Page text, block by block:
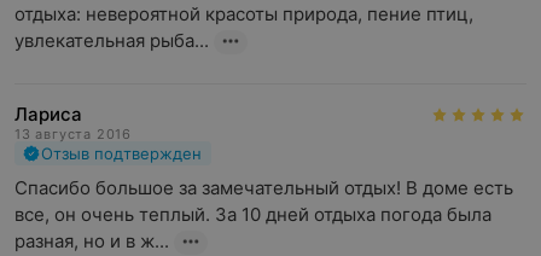
отдыха: невероятной красоты природа, пение птиц,
увлекательная рыба...
Лариса
13 августа 2016
Отзыв подтвержден
Спасибо большое за замечательный отдых! В доме есть
все, он очень теплый. За 10 дней отдыха погода была
разная, но и в ж...